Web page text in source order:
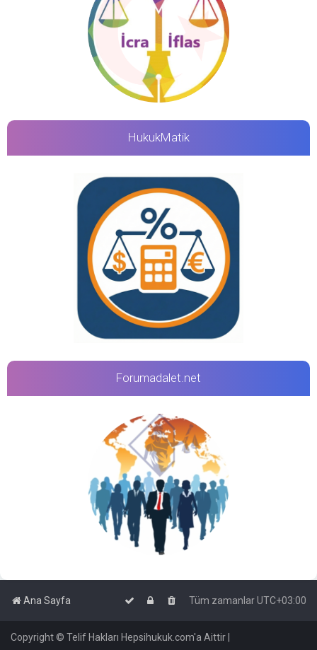
HukukMatik
Forumadalet.net
Ana Sayfa Tüm zamanlarUTC+03:00
Copyright © Telif Hakları Hepsihukuk.com'a Aittir |